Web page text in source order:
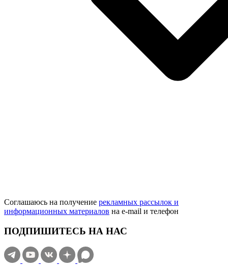
Соглашаюсь на получение рекламных рассылок и
информационных материалов на e‑mail и телефон
ПОДПИШИТЕСЬ НА НАС